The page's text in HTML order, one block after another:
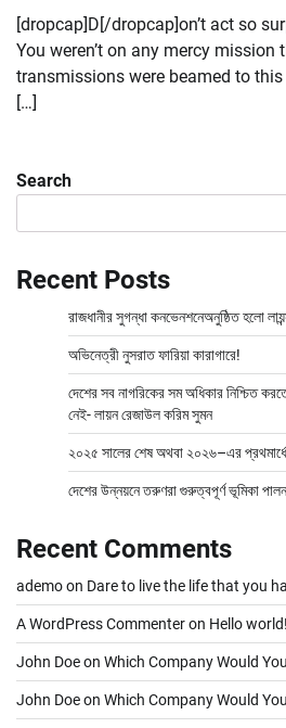
[dropcap]D[/dropcap]on’t act so
You weren’t on any mercy mission
transmissions were beamed to this
[…]
Search
Recent Posts
রাজধানীর সুগন্ধা কনভেনশনেঅনুষ্ঠিত হলো
অভিনেত্রী নুসরাত ফারিয়া কারাগারে!
দেশের সব নাগরিকের সম অধিকার নিশ্চিত
নেই- লায়ন রেজাউল করিম সুমন
২০২৫ সালের শেষ অথবা ২০২৬–এর
দেশের উন্নয়নে তরুণরা গুরুত্বপূর্ণ ভূমিকা
Recent Comments
ademoon Dare to live the life that you
A WordPress Commenteron Hello world!
John Doeon Which Company Would
John Doeon Which Company Would